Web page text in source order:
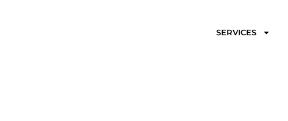
SERVICES